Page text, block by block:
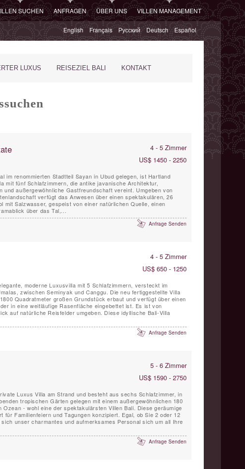
SUCHEN ANFRAGEN ÜBER UNS VILLEN MANAGEMENT
English Français Русский Deutsch Español
LUXUS REISEZIEL BALI KONTAKT
4 - 5 Zimmer
US$ 1450 - 2250
im renommierten Stadtteil Sayan in Ubud gelegen, ist Hartland
mit fünf Schlafzimmern, die antike javanische Architektur,
und außergewöhnliche Gastfreundschaft vereint. Umgeben von
verfügt das Anwesen über einen spektakulären, 26
mit Salzwasser, gespeist von einer natürlichen Quelle, einen
über das Tal,...
Anfrage Senden
4 - 5 Zimmer
US$ 650 - 1250
moderne Luxusvilla mit 5 Schlafzimmern, versteckt im
zwischen Seminyak und Canggu. Die neu fertiggestellte Villa
Quadratmeter großen Grundstück erbaut und verfügt über einen
in eine weitläufige Rasenfläche eingebettet ist. Es ist von
auf natürliche Reisfelder umgeben. Diese idyllische Bali-Villa
Anfrage Senden
5 - 6 Zimmer
US$ 1590 - 2750
Luxus Villa am Strand und besteht aus sechs Schlafzimmer, in
tropischen Gärten gelegen mit einem außergewöhnlichen 180
Ozean - wohl eine der spektakulärsten Villen Bali. Diese geräumige
für Familienfeiern und Tagungen konzipiert. Egal, ob Sie 2 oder 12
unser charmantes und aufmerksames Personal sich um all Ihre
Anfrage Senden